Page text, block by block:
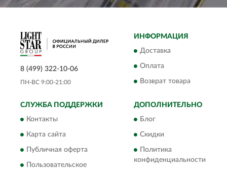
8 (499) 322-10-06
ПН-ВС 9:00-21:00
ИНФОРМАЦИЯ
Доставка
Оплата
Возврат товара
СЛУЖБА ПОДДЕРЖКИ
Контакты
Карта сайта
Публичная оферта
Пользовательское
ДОПОЛНИТЕЛЬНО
Блог
Скидки
Политика
конфиденциальности